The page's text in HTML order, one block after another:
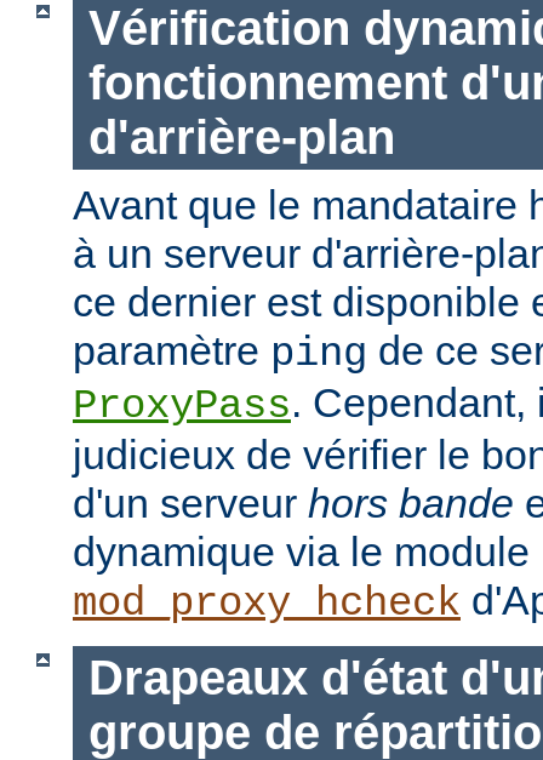
Vérification
fonctionnement
d'arrière-plan
Avant que le mandataire
à un serveur d'arrière-
ce dernier est disponible
paramètre ping de ce
ProxyPass. Cependant,
judicieux de vérifier le
d'un serveur hors bande
dynamique via le module
mod_proxy_hcheck
Drapeaux d'état
groupe de